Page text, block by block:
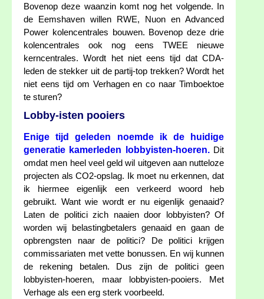
Bovenop deze waanzin komt nog het volgende. In
de Eemshaven willen RWE, Nuon en Advanced
Power kolencentrales bouwen. Bovenop deze drie
kolencentrales ook nog eens TWEE nieuwe
kerncentrales. Wordt het niet eens tijd dat CDA-
leden de stekker uit de partij-top trekken? Wordt het
niet eens tijd om Verhagen en co naar Timboektoe
te sturen?
Lobby-isten pooiers
Enige tijd geleden noemde ik de huidige
generatie kamerleden lobbyisten-hoeren.Dit
omdat men heel veel geld wil uitgeven aan nutteloze
projecten als CO2-opslag. Ik moet nu erkennen, dat
ik hiermee eigenlijk een verkeerd woord heb
gebruikt. Want wie wordt er nu eigenlijk genaaid?
Laten de politici zich naaien door lobbyisten? Of
worden wij belastingbetalers genaaid en gaan de
opbrengsten naar de politici? De politici krijgen
commissariaten met vette bonussen. En wij kunnen
de rekening betalen. Dus zijn de politici geen
lobbyisten-hoeren, maar lobbyisten-pooiers. Met
Verhage als een erg sterk voorbeeld.